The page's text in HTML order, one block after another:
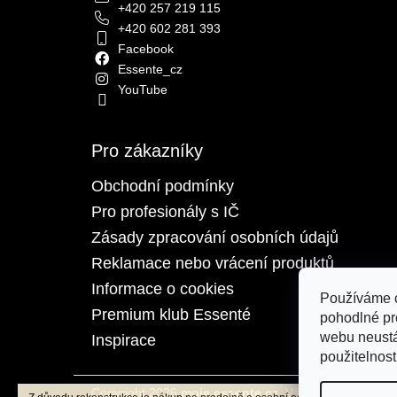
Používáme
pohodlné
webu
+420 257 219 115
+420 602 281 393
Facebook
Essente_cz
YouTube
Pro zákazníky
Obchodní podmínky
Pro profesionály s IČ
Zásady zpracování osobních údajů
Reklamace nebo vrácení produktů
Informace o cookies
Premium klub Essenté
Inspirace
Copyright 2026moje.essente.cz. Všechna práva